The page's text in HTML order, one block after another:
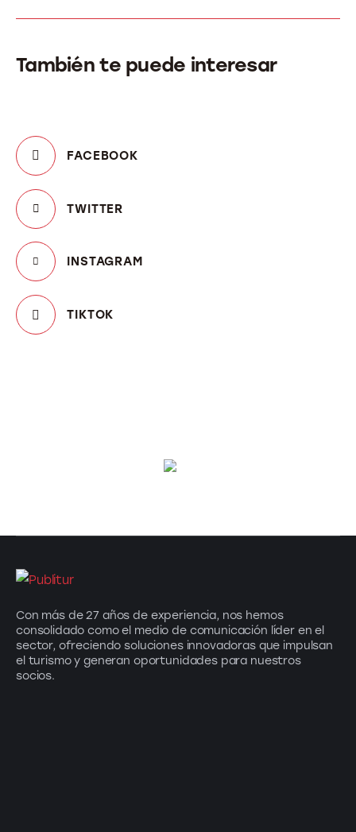
También te puede interesar
FACEBOOK
TWITTER
INSTAGRAM
TIKTOK
Con más de 27 años de experiencia, nos hemos
consolidado como el medio de comunicación líder en el
sector, ofreciendo soluciones innovadoras que impulsan
el turismo y generan oportunidades para nuestros
socios.